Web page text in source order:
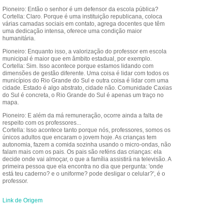
Pioneiro: Então o senhor é um defensor da escola pública?
Cortella: Claro. Porque é uma instituição republicana, coloca
várias camadas sociais em contato, agrega docentes que têm
uma dedicação intensa, oferece uma condição maior
humanitária.
Pioneiro: Enquanto isso, a valorização do professor em escola
municipal é maior que em âmbito estadual, por exemplo.
Cortella: Sim. Isso acontece porque estamos lidando com
dimensões de gestão diferente. Uma coisa é lidar com todos os
municípios do Rio Grande do Sul e outra coisa é lidar com uma
cidade. Estado é algo abstrato, cidade não. Comunidade Caxias
do Sul é concreta, o Rio Grande do Sul é apenas um traço no
mapa.
Pioneiro: E além da má remuneração, ocorre ainda a falta de
respeito com os professores...
Cortella: Isso acontece tanto porque nós, professores, somos os
únicos adultos que encaram o jovem hoje. As crianças tem
autonomia, fazem a comida sozinha usando o micro-ondas, não
falam mais com os pais. Os pais são reféns das crianças: ela
decide onde vai almoçar, o que a família assistirá na televisão. A
primeira pessoa que ela encontra no dia que pergunta: 'onde
está teu caderno? e o uniforme? pode desligar o celular?', é o
professor.
Link de Origem